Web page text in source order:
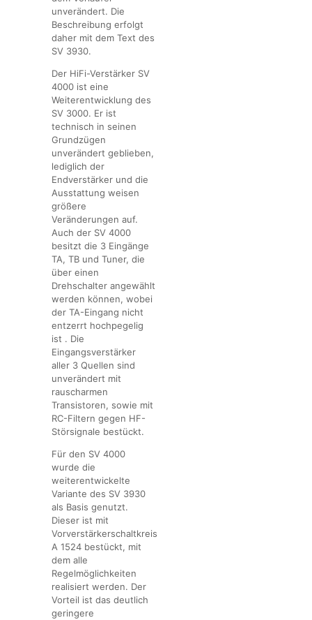
unverändert. Die
Beschreibung erfolgt
daher mit dem Text des
SV 3930.
Der HiFi-Verstärker SV
4000 ist eine
Weiterentwicklung des
SV 3000. Er ist
technisch in seinen
Grundzügen
unverändert geblieben,
lediglich der
Endverstärker und die
Ausstattung weisen
größere
Veränderungen auf.
Auch der SV 4000
besitzt die 3 Eingänge
TA, TB und Tuner, die
über einen
Drehschalter angewählt
werden können, wobei
der TA-Eingang nicht
entzerrt hochpegelig
ist . Die
Eingangsverstärker
aller 3 Quellen sind
unverändert mit
rauscharmen
Transistoren, sowie mit
RC-Filtern gegen HF-
Störsignale bestückt.
Für den SV 4000
wurde die
weiterentwickelte
Variante des SV 3930
als Basis genutzt.
Dieser ist mit
Vorverstärkerschaltkreis
A 1524 bestückt, mit
dem alle
Regelmöglichkeiten
realisiert werden. Der
Vorteil ist das deutlich
geringere